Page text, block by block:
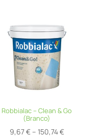
Robbialac – Clean & Go
(Branco)
9,67€ – 150,74€Price